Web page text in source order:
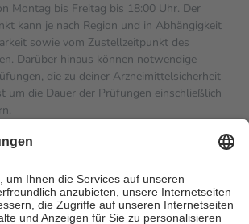
Montag bis Freitag bis 18:00 Uhr. Der
kann je nach Region und in Abhängigkeit
sowie vom Zustellzeitpunkt des
Darüber hinaus können notwendige
die zu deiner Arzneimittelsicherheit
um die Dauer der Prüfungen einschließlich
Medikamente stellt der Arzt ein
übernimmt in der Regel die
trägt einen Teil davon als Zuzahlung